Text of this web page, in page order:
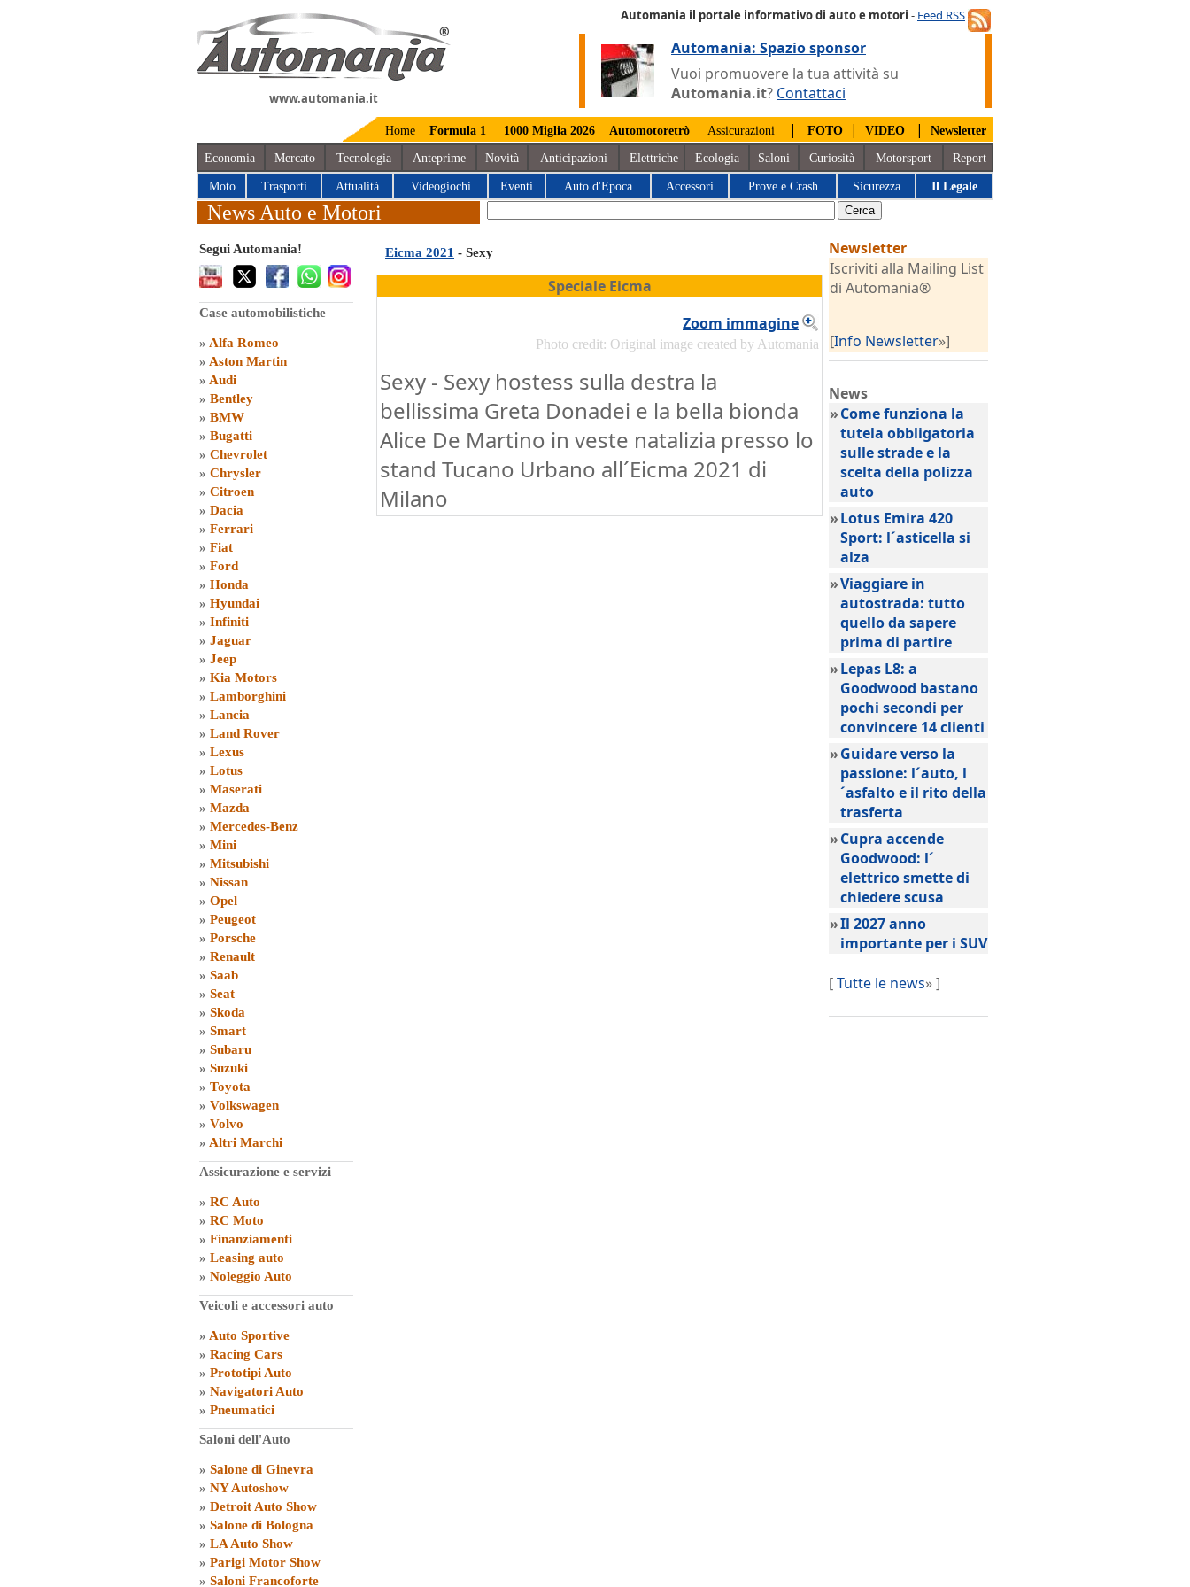
www.automania.it
Automania il portale informativo di auto e motori - Feed RSS
Automania: Spazio sponsor
Vuoi promuovere la tua attività su
Automania.it? Contattaci
Home Formula 1 1000 Miglia 2026 Automotoretrò Assicurazioni | FOTO | VIDEO | Newsletter
Economia Mercato Tecnologia Anteprime Novità Anticipazioni Elettriche Ecologia Saloni Curiosità Motorsport Report
Moto Trasporti Attualità Videogiochi Eventi Auto d'Epoca Accessori Prove e Crash Sicurezza Il Legale
News Auto e Motori
Segui Automania!
Case automobilistiche
» Alfa Romeo
» Aston Martin
» Audi
» Bentley
» BMW
» Bugatti
» Chevrolet
» Chrysler
» Citroen
» Dacia
» Ferrari
» Fiat
» Ford
» Honda
» Hyundai
» Infiniti
» Jaguar
» Jeep
» Kia Motors
» Lamborghini
» Lancia
» Land Rover
» Lexus
» Lotus
» Maserati
» Mazda
» Mercedes-Benz
» Mini
» Mitsubishi
» Nissan
» Opel
» Peugeot
» Porsche
» Renault
» Saab
» Seat
» Skoda
» Smart
» Subaru
» Suzuki
» Toyota
» Volkswagen
» Volvo
» Altri Marchi
Assicurazione e servizi
» RC Auto
» RC Moto
» Finanziamenti
» Leasing auto
» Noleggio Auto
Veicoli e accessori auto
» Auto Sportive
» Racing Cars
» Prototipi Auto
» Navigatori Auto
» Pneumatici
Saloni dell'Auto
» Salone di Ginevra
» NY Autoshow
» Detroit Auto Show
» Salone di Bologna
» LA Auto Show
» Parigi Motor Show
» Saloni Francoforte
Eicma 2021 - Sexy
Speciale Eicma
Zoom immagine
Photo credit: Original image created by Automania
Sexy - Sexy hostess sulla destra la
bellissima Greta Donadei e la bella bionda
Alice De Martino in veste natalizia presso lo
stand Tucano Urbano all´Eicma 2021 di
Milano
Newsletter
Iscriviti alla Mailing List
di Automania®
[Info Newsletter»]
News
»Come funziona la
tutela obbligatoria
sulle strade e la
scelta della polizza
auto
»Lotus Emira 420
Sport: l´asticella si
alza
»Viaggiare in
autostrada: tutto
quello da sapere
prima di partire
»Lepas L8: a
Goodwood bastano
pochi secondi per
convincere 14 clienti
»Guidare verso la
passione: l´auto, l
´asfalto e il rito della
trasferta
»Cupra accende
Goodwood: l´
elettrico smette di
chiedere scusa
»Il 2027 anno
importante per i SUV
[Tutte le news» ]